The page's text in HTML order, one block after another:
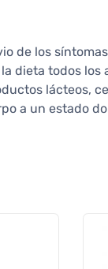
de los
dieta todos
lácteos,
a un estado